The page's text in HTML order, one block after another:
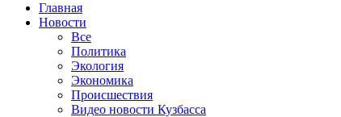
Главная
Новости
Все
Политика
Экология
Экономика
Происшествия
Видео новости Кузбасса